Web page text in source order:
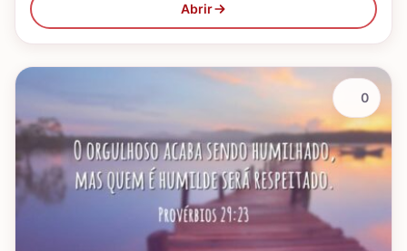
Abrir
0